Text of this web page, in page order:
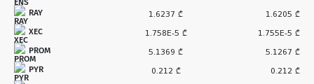
RAY 1.6237 ₾ 1.6205 ₾
XEC 1.758E-5 ₾ 1.755E-5 ₾
PROM 5.1369 ₾ 5.1267 ₾
PYR 0.212 ₾ 0.212 ₾